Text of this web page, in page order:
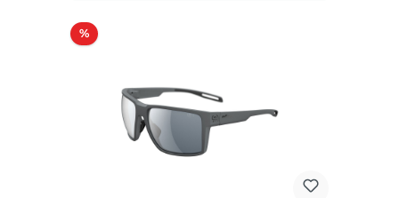
%Rabatt